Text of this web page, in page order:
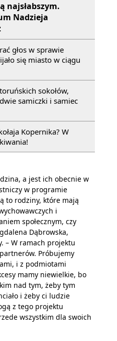
najsłabszym.
Nadzieja
głos w sprawie
się miasto w ciągu
sokołów,
samiczki i samiec
Kopernika? W
a jest ich obecnie w
w programie
to rodziny, które mają
i
społecznym, czy
Dąbrowska,
– W ramach projektu
Próbujemy
i z podmiotami
mamy niewielkie, bo
nad tym, żeby tym
i żeby ci ludzie
z tego projektu
wszystkim dla swoich